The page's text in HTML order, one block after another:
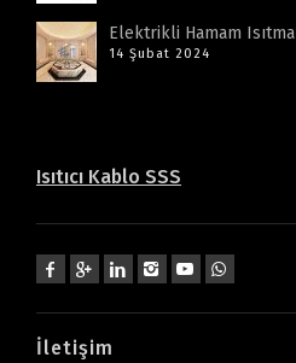
Elektrikli Hamam Isıtma
14 Şubat 2024
Isıtıcı Kablo SSS
İletişim